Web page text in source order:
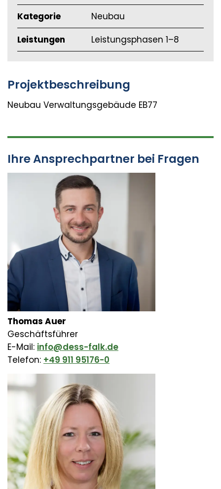
Kategorie
Neubau
Leistungen
Leistungsphasen 1–8
Projektbeschreibung
Neubau Verwaltungsgebäude EB77
Ihre Ansprechpartner bei Fragen
Thomas Auer
Geschäftsführer
E-Mail: info@dess-falk.de
Telefon: +49 911 95176-0